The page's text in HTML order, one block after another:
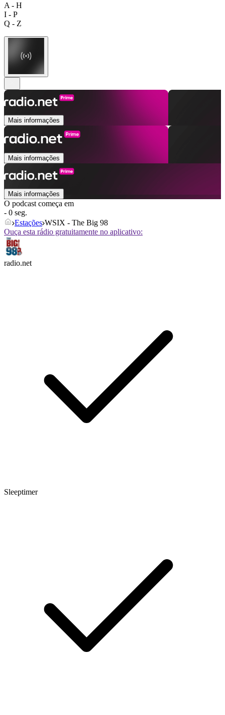
A - H
I - P
Q - Z
Mais informações
Mais informações
Mais informações
O podcast começa em
- 0 seg.
Estações WSIX - The Big 98
Ouça esta rádio gratuitamente no aplicativo:
radio.net
Sleeptimer